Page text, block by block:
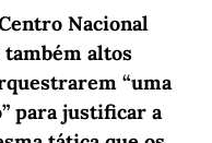
Nacional
altos
“uma
para justificar a